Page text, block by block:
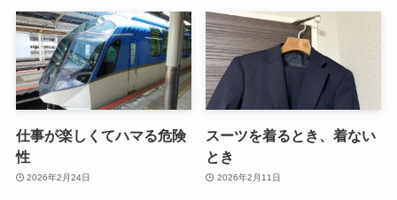
仕事が楽しくてハマる危険
性
2026年2月24日
スーツを着るとき、着ない
とき
2026年2月11日